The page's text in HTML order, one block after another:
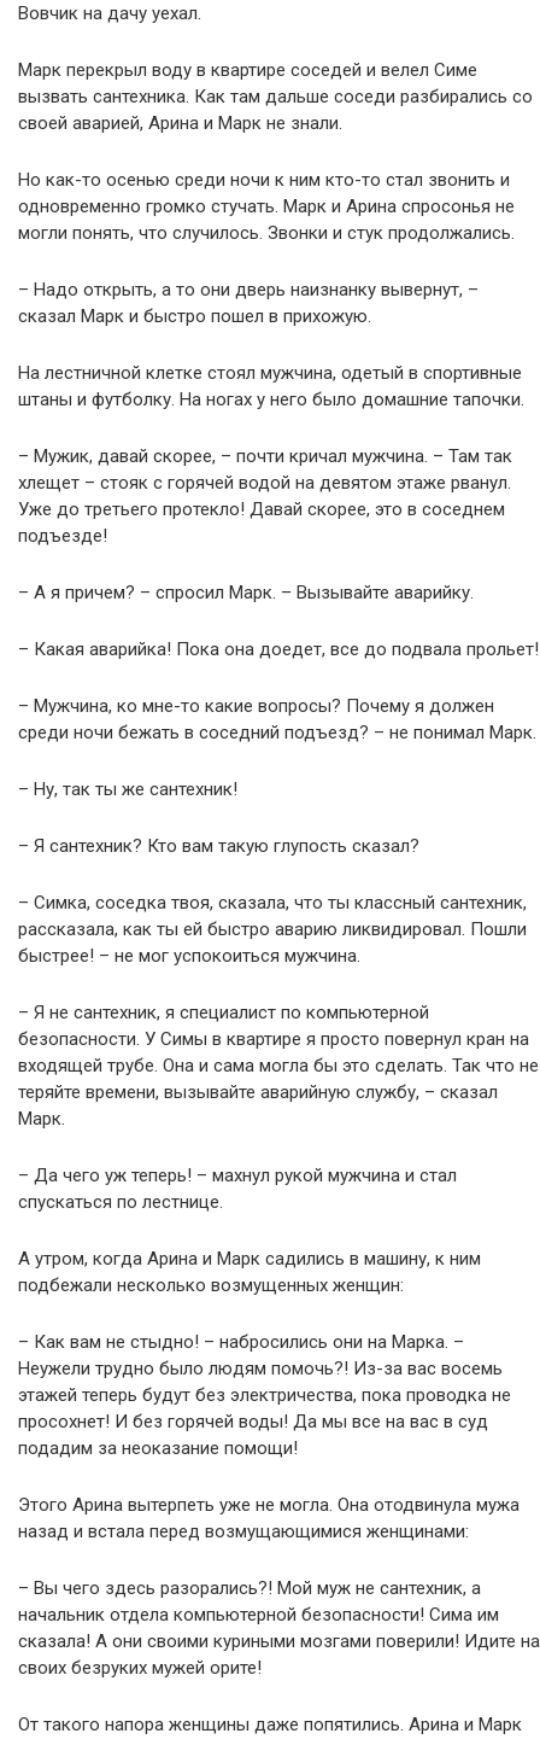
Вовчик на дачу уехал.
Марк перекрыл воду в квартире соседей и велел Симе
вызвать сантехника. Как там дальше соседи разбирались со
своей аварией, Арина и Марк не знали.
Но как-то осенью среди ночи к ним кто-то стал звонить и
одновременно громко стучать. Марк и Арина спросонья не
могли понять, что случилось. Звонки и стук продолжались.
– Надо открыть, а то они дверь наизнанку вывернут, –
сказал Марк и быстро пошел в прихожую.
На лестничной клетке стоял мужчина, одетый в спортивные
штаны и футболку. На ногах у него было домашние тапочки.
– Мужик, давай скорее, – почти кричал мужчина. – Там так
хлещет – стояк с горячей водой на девятом этаже рванул.
Уже до третьего протекло! Давай скорее, это в соседнем
подъезде!
– А я причем? – спросил Марк. – Вызывайте аварийку.
– Какая аварийка! Пока она доедет, все до подвала прольет!
– Мужчина, ко мне-то какие вопросы? Почему я должен
среди ночи бежать в соседний подъезд? – не понимал Марк.
– Ну, так ты же сантехник!
– Я сантехник? Кто вам такую глупость сказал?
– Симка, соседка твоя, сказала, что ты классный сантехник,
рассказала, как ты ей быстро аварию ликвидировал. Пошли
быстрее! – не мог успокоиться мужчина.
– Я не сантехник, я специалист по компьютерной
безопасности. У Симы в квартире я просто повернул кран на
входящей трубе. Она и сама могла бы это сделать. Так что не
теряйте времени, вызывайте аварийную службу, – сказал
Марк.
– Да чего уж теперь! – махнул рукой мужчина и стал
спускаться по лестнице.
А утром, когда Арина и Марк садились в машину, к ним
подбежали несколько возмущенных женщин:
– Как вам не стыдно! – набросились они на Марка. –
Неужели трудно было людям помочь?! Из-за вас восемь
этажей теперь будут без электричества, пока проводка не
просохнет! И без горячей воды! Да мы все на вас в суд
подадим за неоказание помощи!
Этого Арина вытерпеть уже не могла. Она отодвинула мужа
назад и встала перед возмущающимися женщинами:
– Вы чего здесь разорались?! Мой муж не сантехник, а
начальник отдела компьютерной безопасности! Сима им
сказала! А они своими куриными мозгами поверили! Идите на
своих безруких мужей орите!
От такого напора женщины даже попятились. Арина и Марк